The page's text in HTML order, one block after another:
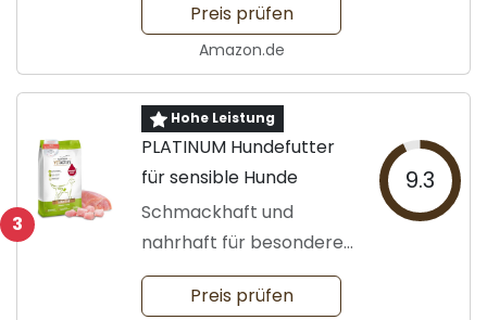
Preis prüfen
Amazon.de
3
Hohe Leistung
PLATINUM Hundefutter
für sensible Hunde
Schmackhaft und
nahrhaft für besondere
Bedürfnisse
9.3
Preis prüfen